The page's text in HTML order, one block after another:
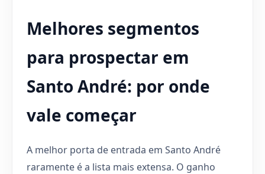
Melhores segmentos
para prospectar em
Santo André: por onde
vale começar
A melhor porta de entrada em Santo André
raramente é a lista mais extensa. O ganho